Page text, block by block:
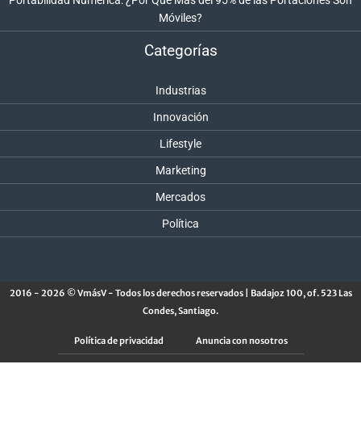
Móviles?
Categorías
Industrias
Innovación
Lifestyle
Marketing
Mercados
Política
2016 - 2026 © VmásV - Todos los derechos reservados | Badajoz 100, of. 523 Las
Condes, Santiago.
Política de privacidad Anuncia con nosotros